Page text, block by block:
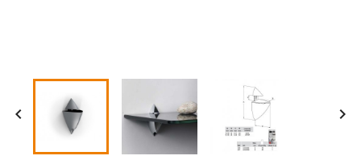
 